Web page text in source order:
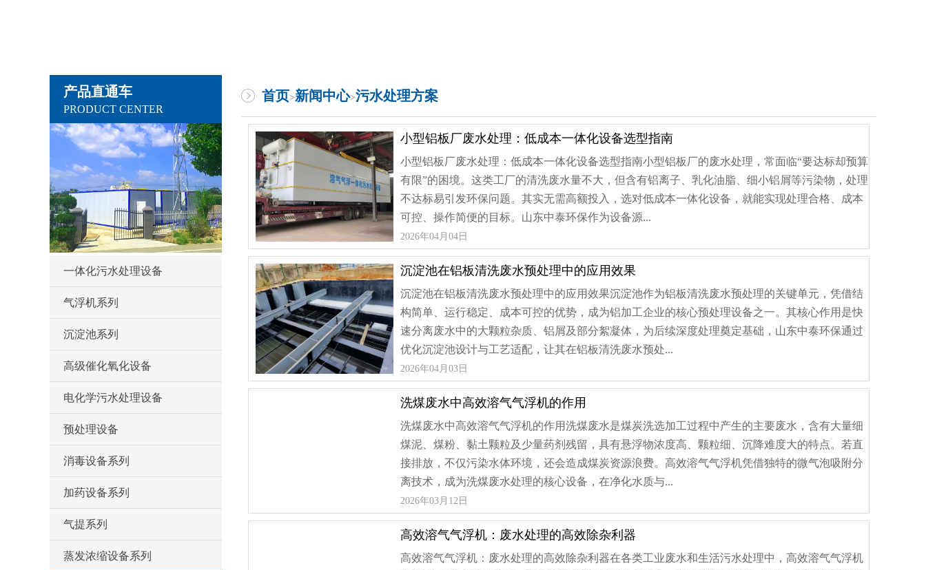
产品直通车
PRODUCT CENTER
一体化污水处理设备
气浮机系列
沉淀池系列
高级催化氧化设备
电化学污水处理设备
预处理设备
消毒设备系列
加药设备系列
气提系列
蒸发浓缩设备系列
首页>新闻中心>污水处理方案
小型铝板厂废水处理：低成本一体化设备选型指南
小型铝板厂废水处理：低成本一体化设备选型指南小型铝板厂的废水处理，常面临“要达标却预算
有限”的困境。这类工厂的清洗废水量不大，但含有铝离子、乳化油脂、细小铝屑等污染物，处理
不达标易引发环保问题。其实无需高额投入，选对低成本一体化设备，就能实现处理合格、成本
可控、操作简便的目标。山东中泰环保作为设备源...
2026年04月04日
沉淀池在铝板清洗废水预处理中的应用效果
沉淀池在铝板清洗废水预处理中的应用效果沉淀池作为铝板清洗废水预处理的关键单元，凭借结
构简单、运行稳定、成本可控的优势，成为铝加工企业的核心预处理设备之一。其核心作用是快
速分离废水中的大颗粒杂质、铝屑及部分絮凝体，为后续深度处理奠定基础，山东中泰环保通过
优化沉淀池设计与工艺适配，让其在铝板清洗废水预处...
2026年04月03日
洗煤废水中高效溶气气浮机的作用
洗煤废水中高效溶气气浮机的作用洗煤废水是煤炭洗选加工过程中产生的主要废水，含有大量细
煤泥、煤粉、黏土颗粒及少量药剂残留，具有悬浮物浓度高、颗粒细、沉降难度大的特点。若直
接排放，不仅污染水体环境，还会造成煤炭资源浪费。高效溶气气浮机凭借独特的微气泡吸附分
离技术，成为洗煤废水处理的核心设备，在净化水质与...
2026年03月12日
高效溶气气浮机：废水处理的高效除杂利器
高效溶气气浮机：废水处理的高效除杂利器在各类工业废水和生活污水处理中，高效溶气气浮机